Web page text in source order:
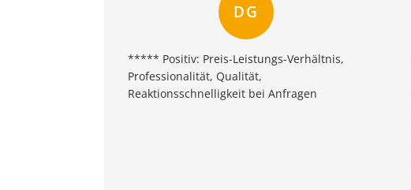
DG
***** Positiv: Preis-Leistungs-Verhältnis,
Professionalität, Qualität,
Reaktionsschnelligkeit bei Anfragen